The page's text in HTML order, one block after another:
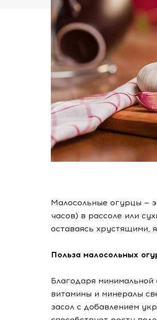
Малосольные огурцы —
часов) в рассоле или
оставаясь хрустящими,
Польза малосольных
Благодаря
витамины и минералы
засол с добавлением